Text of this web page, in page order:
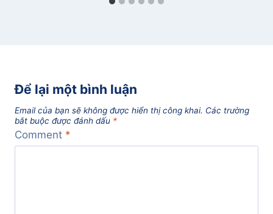
Để lại một bình luận
Email của bạn sẽ không được hiển thị công khai. Các trường
bắt buộc được đánh dấu *
Comment *